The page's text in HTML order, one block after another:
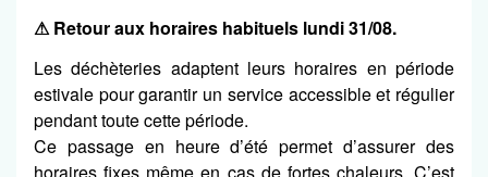
⚠ Retour aux horaires habituels lundi 31/08.
Les déchèteries adaptent leurs horaires en période
estivale pour garantir un service accessible et régulier
pendant toute cette période.
Ce passage en heure d’été permet d’assurer des